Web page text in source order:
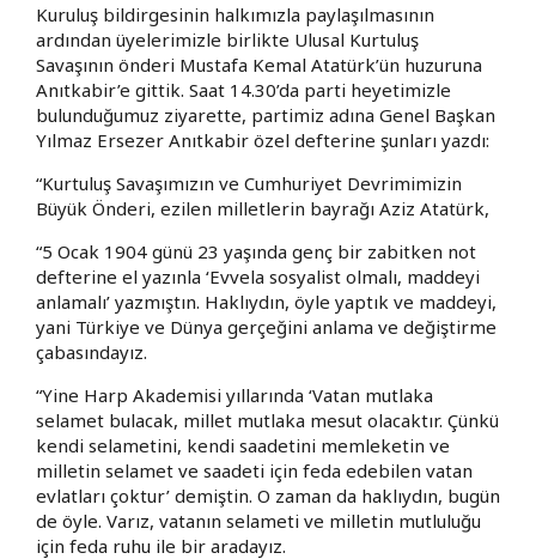
Kuruluş bildirgesinin halkımızla paylaşılmasının
ardından üyelerimizle birlikte Ulusal Kurtuluş
Savaşının önderi Mustafa Kemal Atatürk’ün huzuruna
Anıtkabir’e gittik. Saat 14.30’da parti heyetimizle
bulunduğumuz ziyarette, partimiz adına Genel Başkan
Yılmaz Ersezer Anıtkabir özel defterine şunları yazdı:
“Kurtuluş Savaşımızın ve Cumhuriyet Devrimimizin
Büyük Önderi, ezilen milletlerin bayrağı Aziz Atatürk,
“5 Ocak 1904 günü 23 yaşında genç bir zabitken not
defterine el yazınla ‘Evvela sosyalist olmalı, maddeyi
anlamalı’ yazmıştın. Haklıydın, öyle yaptık ve maddeyi,
yani Türkiye ve Dünya gerçeğini anlama ve değiştirme
çabasındayız.
“Yine Harp Akademisi yıllarında ‘Vatan mutlaka
selamet bulacak, millet mutlaka mesut olacaktır. Çünkü
kendi selametini, kendi saadetini memleketin ve
milletin selamet ve saadeti için feda edebilen vatan
evlatları çoktur’ demiştin. O zaman da haklıydın, bugün
de öyle. Varız, vatanın selameti ve milletin mutluluğu
için feda ruhu ile bir aradayız.